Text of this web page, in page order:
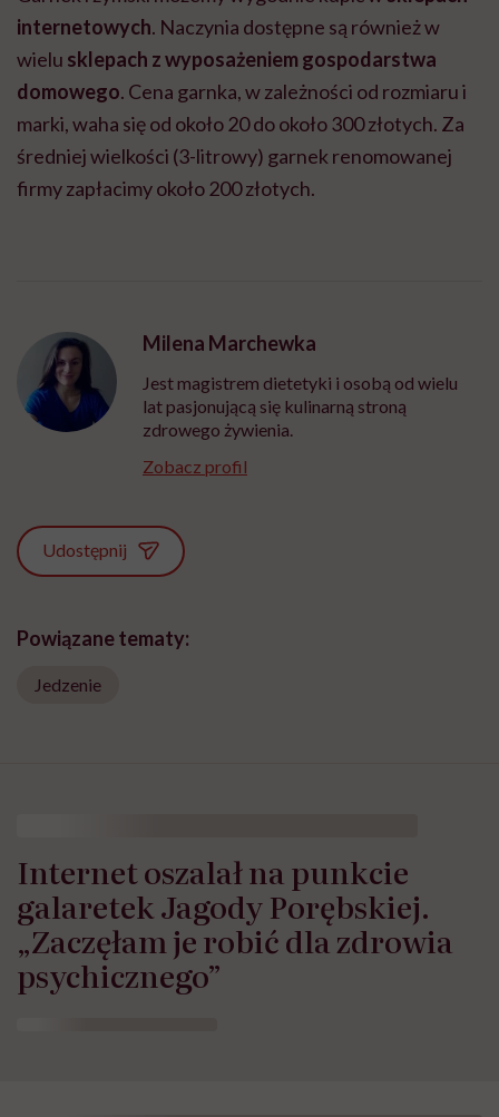
internetowych. Naczynia dostępne są również w
wielu sklepach z wyposażeniem gospodarstwa
domowego. Cena garnka, w zależności od rozmiaru i
marki, waha się od około 20 do około 300 złotych. Za
średniej wielkości (3-litrowy) garnek renomowanej
firmy zapłacimy około 200 złotych.
Milena Marchewka
Jest magistrem dietetyki i osobą od wielu
lat pasjonującą się kulinarną stroną
zdrowego żywienia.
Zobacz profil
Udostępnij
Powiązane tematy:
Jedzenie
Internet oszalał na punkcie
galaretek Jagody Porębskiej.
„Zaczęłam je robić dla zdrowia
psychicznego”